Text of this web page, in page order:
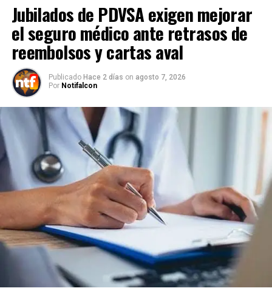
Jubilados de PDVSA exigen mejorar
el seguro médico ante retrasos de
reembolsos y cartas aval
Publicado Hace 2 días on agosto 7, 2026
Por Notifalcon